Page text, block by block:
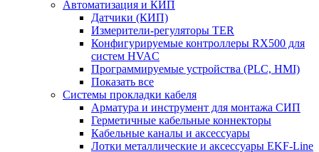
Автоматизация и КИП
Датчики (КИП)
Измерители-регуляторы TER
Конфигурируемые контроллеры RX500 для
систем HVAC
Программируемые устройства (PLC, HMI)
Показать все
Системы прокладки кабеля
Арматура и инструмент для монтажа СИП
Герметичные кабельные коннекторы
Кабельные каналы и аксессуары
Лотки металлические и аксессуары EKF-Line